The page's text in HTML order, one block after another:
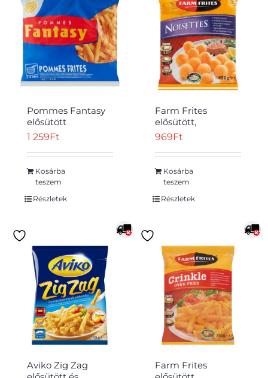
Pommes Fantasy
elősütött
gyorsfagyasztott
hasábburgonya 1
kg
1 259Ft
Kosárba
teszem
Részletek
Farm Frites
elősütött,
gyorsfagyasztott,
burgonyagolyók
sütőbe 450 g
969Ft
Kosárba
teszem
Részletek
Aviko Zig Zag
Farm Frites